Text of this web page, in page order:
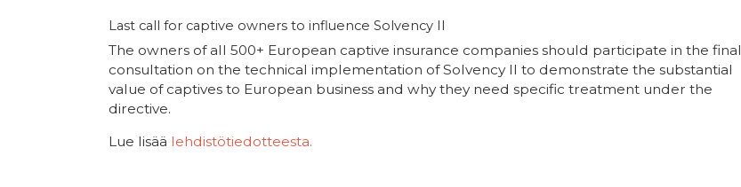
Last call for captive owners to influence Solvency II
The owners of all 500+ European captive insurance companies should participate in the final
consultation on the technical implementation of Solvency II to demonstrate the substantial
value of captives to European business and why they need specific treatment under the
directive.
Lue lisää lehdistötiedotteesta.